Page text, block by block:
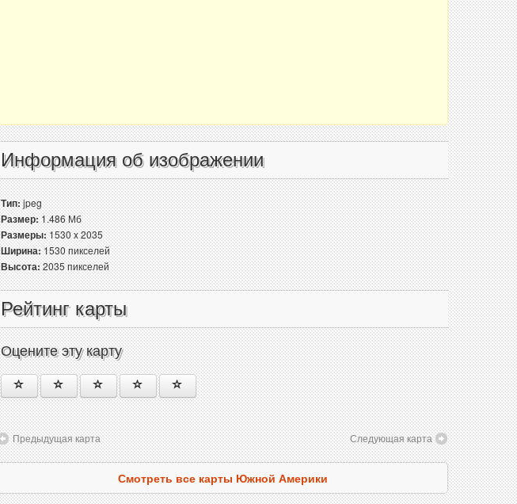
Информация об изображении
Тип:jpeg
Размер:1.486 Мб
Размеры:1530 x 2035
Ширина:1530 пикселей
Высота:2035 пикселей
Рейтинг карты
Оцените эту карту
Предыдущая карта Следующая карта
Смотреть все карты Южной Америки